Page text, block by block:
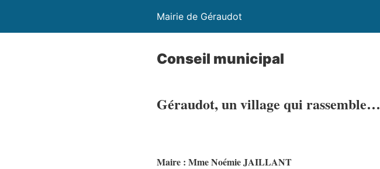
Mairie de Géraudot
Conseil municipal
Géraudot, un village qui rassemble…
Maire : Mme Noémie JAILLANT